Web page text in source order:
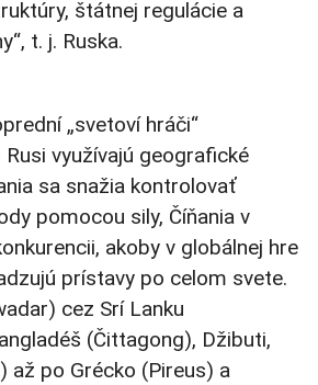
štátnej regulácie a
t. j. Ruska.
„svetoví hráči“
Rusi využívajú geografické
sa snažia kontrolovať
pomocou sily, Číňania v
akoby v globálnej hre
prístavy po celom svete.
cez Srí Lanku
(Čittagong), Džibuti,
až po Grécko (Pireus) a